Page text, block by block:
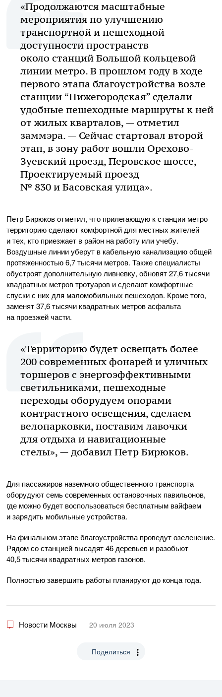
«Продолжаются масштабные
мероприятия по улучшению
транспортной и пешеходной
доступности пространств
около станций Большой кольцевой
линии метро. В прошлом году в ходе
первого этапа благоустройства возле
станции “Нижегородская” сделали
удобные пешеходные маршруты к ней
от жилых кварталов, — отметил
заммэра. — Сейчас стартовал второй
этап, в зону работ вошли Орехово-
Зуевский проезд, Перовское шоссе,
Проектируемый проезд
№ 830 и Басовская улица».
Петр Бирюков отметил, что прилегающую к станции метро
территорию сделают комфортной для местных жителей
и тех, кто приезжает в район на работу или учебу.
Воздушные линии уберут в кабельную канализацию общей
протяженностью 6,7 тысячи метров. Также специалисты
обустроят дополнительную ливневку, обновят 27,6 тысячи
квадратных метров тротуаров и сделают комфортные
спуски с них для маломобильных пешеходов. Кроме того,
заменят 37,6 тысячи квадратных метров асфальта
на проезжей части.
«Территорию будет освещать более
200 современных фонарей и уличных
торшеров с энергоэффективными
светильниками, пешеходные
переходы оборудуем опорами
контрастного освещения, сделаем
велопарковки, поставим лавочки
для отдыха и навигационные
стелы», — добавил Петр Бирюков.
Для пассажиров наземного общественного транспорта
оборудуют семь современных остановочных павильонов,
где можно будет воспользоваться бесплатным вайфаем
и зарядить мобильные устройства.
На финальном этапе благоустройства проведут озеленение.
Рядом со станцией высадят 46 деревьев и разобьют
40,5 тысячи квадратных метров газонов.
Полностью завершить работы планируют до конца года.
Новости Москвы 20 июля 2023
Поделиться